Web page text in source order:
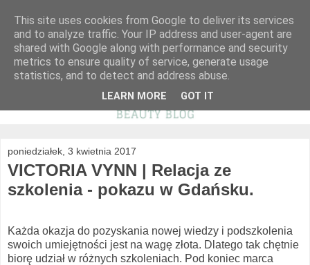
poniedziałek, 3 kwietnia 2017
VICTORIA VYNN | Relacja ze
szkolenia - pokazu w Gdańsku.
Każda okazja do pozyskania nowej wiedzy i podszkolenia
swoich umiejętności jest na wagę złota. Dlatego tak chętnie
biorę udział w różnych szkoleniach. Pod koniec marca
This site uses cookies from Google to deliver its services
and to analyze traffic. Your IP address and user-agent are
shared with Google along with performance and security
metrics to ensure quality of service, generate usage
statistics, and to detect and address abuse.
LEARN MORE GOT IT